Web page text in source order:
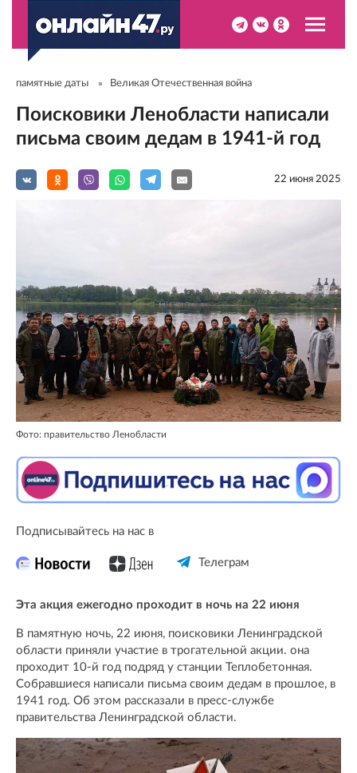
памятные даты Великая Отечественная война
Поисковики Ленобласти написали
письма своим дедам в 1941-й год
22 июня 2025
Фото: правительство Ленобласти
Подписывайтесь на нас в
Телеграм
Эта акция ежегодно проходит в ночь на 22 июня
В памятную ночь, 22 июня, поисковики Ленинградской
области приняли участие в трогательной акции. она
проходит 10-й год подряд у станции Теплобетонная.
Собравшиеся написали письма своим дедам в прошлое, в
1941 год. Об этом рассказали в пресс-службе
правительства Ленинградской области.